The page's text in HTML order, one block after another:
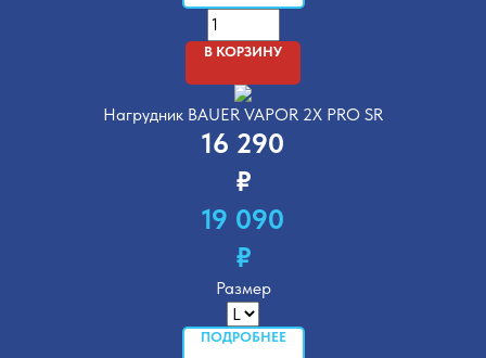
В КОРЗИНУ
Нагрудник BAUER VAPOR 2X PRO SR
16 290
₽
19 090
₽
Размер
ПОДРОБНЕЕ